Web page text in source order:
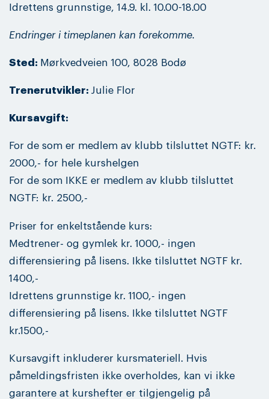
Idrettens grunnstige, 14.9. kl. 10.00-18.00
Endringer i timeplanen kan forekomme.
Sted: Mørkvedveien 100, 8028 Bodø
Trenerutvikler: Julie Flor
Kursavgift:
For de som er medlem av klubb tilsluttet NGTF: kr.
2000,- for hele kurshelgen
For de som IKKE er medlem av klubb tilsluttet
NGTF: kr. 2500,-
Priser for enkeltstående kurs:
Medtrener- og gymlek kr. 1000,- ingen
differensiering på lisens. Ikke tilsluttet NGTF kr.
1400,-
Idrettens grunnstige kr. 1100,- ingen
differensiering på lisens. Ikke tilsluttet NGTF
kr.1500,-
Kursavgift inkluderer kursmateriell. Hvis
påmeldingsfristen ikke overholdes, kan vi ikke
garantere at kurshefter er tilgjengelig på